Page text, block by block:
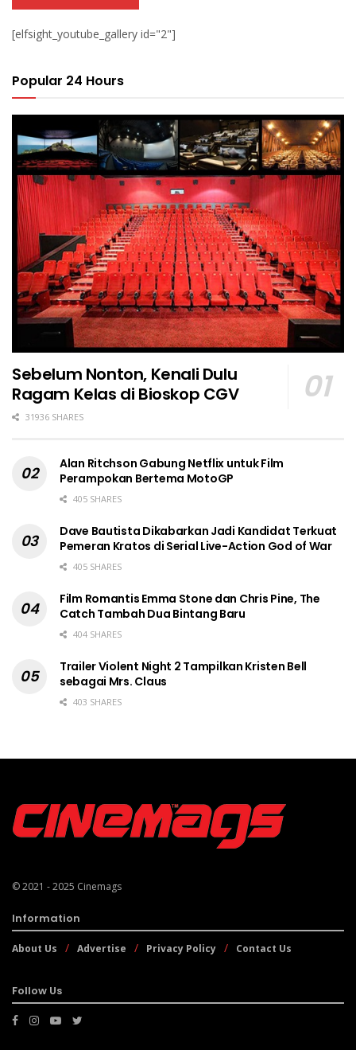
[elfsight_youtube_gallery id="2"]
Popular 24 Hours
Sebelum Nonton, Kenali Dulu
Ragam Kelas di Bioskop CGV
31936 SHARES
Alan Ritchson Gabung Netflix untuk Film
Perampokan Bertema MotoGP
405 SHARES
Dave Bautista Dikabarkan Jadi Kandidat Terkuat
Pemeran Kratos di Serial Live-Action God of War
405 SHARES
Film Romantis Emma Stone dan Chris Pine, The
Catch Tambah Dua Bintang Baru
404 SHARES
Trailer Violent Night 2 Tampilkan Kristen Bell
sebagai Mrs. Claus
403 SHARES
© 2021 - 2025 Cinemags
Information
About Us Advertise Privacy Policy Contact Us
Follow Us